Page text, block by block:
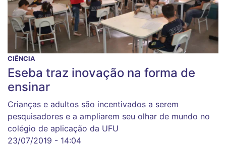
CIÊNCIA
Eseba traz inovação na forma de
ensinar
Crianças e adultos são incentivados a serem
pesquisadores e a ampliarem seu olhar de mundo no
colégio de aplicação da UFU
23/07/2019 - 14:04